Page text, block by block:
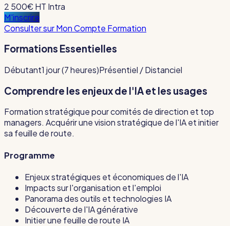
2 500€ HT Intra
M'inscrire
Consulter sur Mon Compte Formation
Formations Essentielles
Débutant1 jour (7 heures)Présentiel / Distanciel
Comprendre les enjeux de l'IA et les usages
Formation stratégique pour comités de direction et top
managers. Acquérir une vision stratégique de l'IA et initier
sa feuille de route.
Programme
Enjeux stratégiques et économiques de l'IA
Impacts sur l'organisation et l'emploi
Panorama des outils et technologies IA
Découverte de l'IA générative
Initier une feuille de route IA